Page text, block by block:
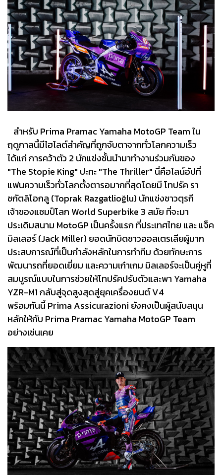
สำหรับ Prima Pramac Yamaha MotoGP Team ใน
ฤดูกาลนี้มีไฮไลต์สำคัญที่ถูกจับตาจากทั่วโลกความเร็ว
ได้แก่ การคว้าตัว 2 นักแข่งชั้นนำมาทำงานร่วมกันของ
"The Stopie King" ปะทะ "The Thriller" นี่คือไลน์อัปที่
แฟนความเร็วทั่วโลกตั้งตารอมากที่สุดโดยมี โทปรัค รา
ซกัตลิโอกลู (Toprak Razgatlioğlu) นักแข่งชาวตุรกี
เจ้าของแชมป์โลก World Superbike 3 สมัย ที่จะมา
ประเดิมสนาม MotoGP เป็นครั้งแรก ที่ประเทศไทย และ แจ็ค
มิลเลอร์ (Jack Miller) ยอดนักบิดชาวออสเตรเลียผู้มาก
ประสบการณ์ที่เป็นกำลังหลักในการทำทีม ด้วยทักษะการ
พัฒนารถที่ยอดเยี่ยม และความเก๋าเกม มิลเลอร์จะเป็นคู่หูที่
สมบูรณ์แบบในการช่วยให้โทปรัคปรับตัวและพา Yamaha
YZR-M1 กลับสู่จุดสูงสุดสู่ยุคเครื่องยนต์ V4
พร้อมกันนี้ Prima Assicurazioni ยังคงเป็นผู้สนับสนุน
หลักให้กับ Prima Pramac Yamaha MotoGP Team
อย่างเช่นเคย